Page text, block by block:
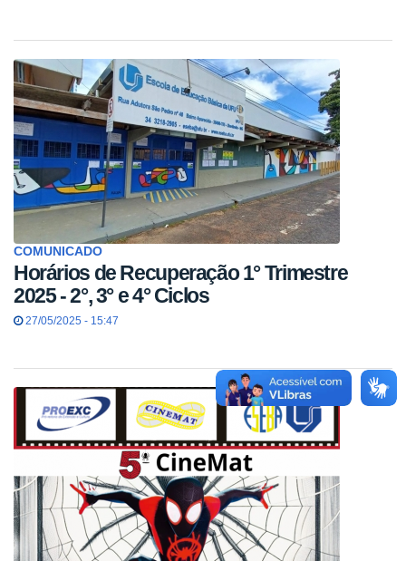
COMUNICADO
Horários de Recuperação 1° Trimestre
2025 - 2°, 3° e 4° Ciclos
27/05/2025 - 15:47